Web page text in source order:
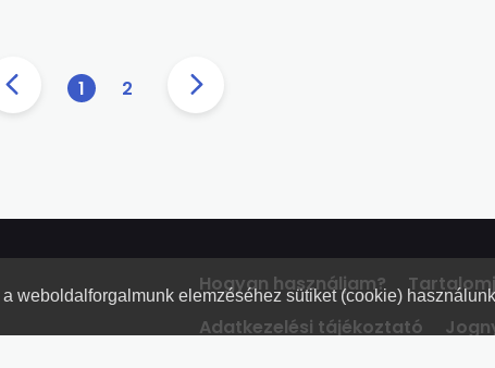
weboldalforgalmunk elemzéséhez sütiket (cookie)
1 2
Hogyan használjam?
Adatkezelési tájékoztató